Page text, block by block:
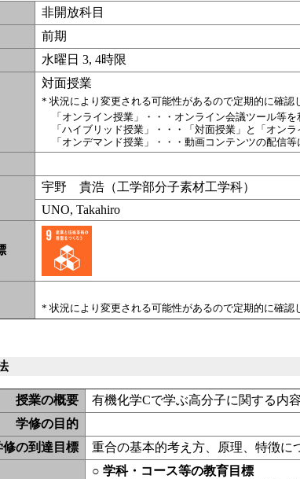
非開放科目
前期
水曜日 3, 4時限
対面授業
* 状況により変更される可能性があるので定期的に確認
「オンライン授業」・・・オンライン会議ツール等
「ハイブリッド授業」・・・「対面授業」と「オン
「オンデマンド授業」・・・動画コンテンツの配信
宇野 貴浩（工学部分子素材工学科）
UNO, Takahiro
* 状況により変更される可能性があるので定期的に確認
授業の概要
有機化学Cで学ぶ高分子に関する内
学修の目的
修の到達目標
重合の基本的考え方、原理、特徴に
○ 学科・コース等の教育目標